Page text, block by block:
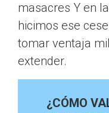
masacres Y en
hicimos ese
tomar ventaja
extender.
¿CÓMO